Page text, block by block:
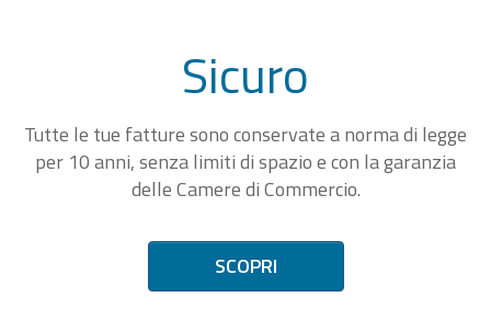
Sicuro
Tutte le tue fatture sono conservate a norma di legge
per 10 anni, senza limiti di spazio e con la garanzia
delle Camere di Commercio.
SCOPRI